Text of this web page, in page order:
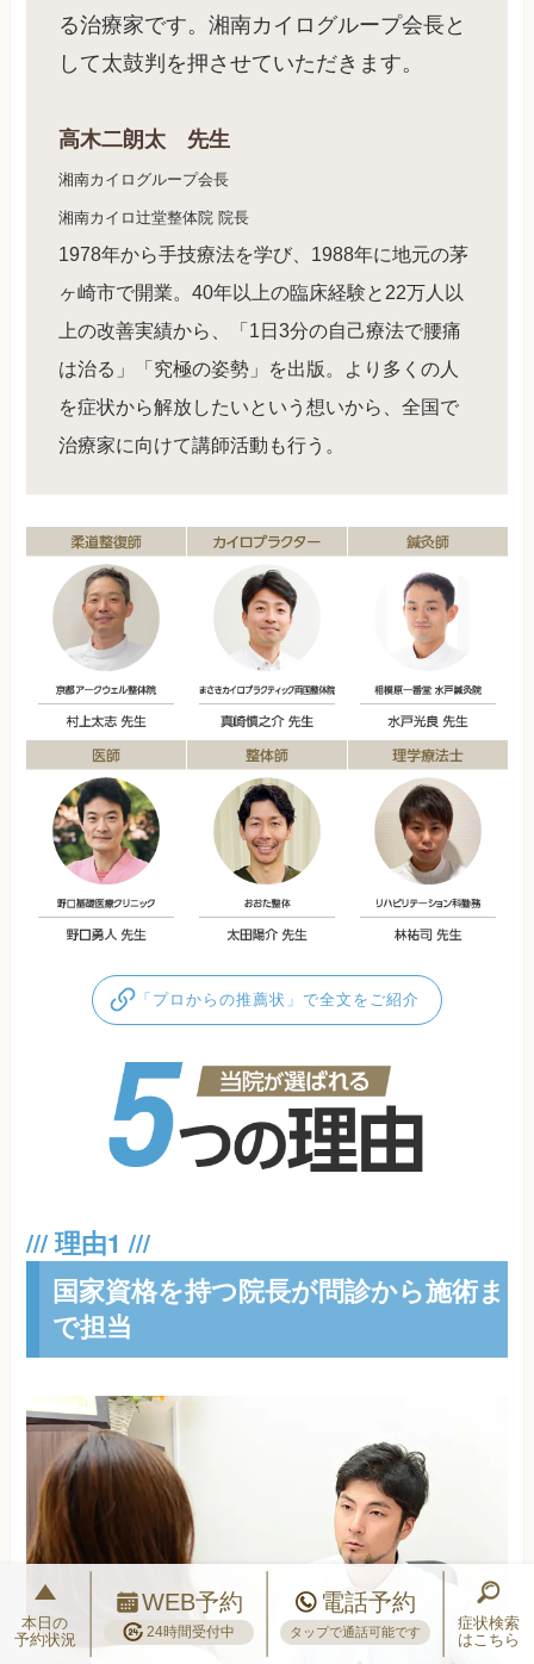
る治療家です。湘南カイログループ会長と
して太鼓判を押させていただきます。
高木二朗太 先生
湘南カイログループ会長
湘南カイロ辻堂整体院 院長
1978年から手技療法を学び、1988年に地元の茅
ヶ崎市で開業。40年以上の臨床経験と22万人以
上の改善実績から、「1日3分の自己療法で腰痛
は治る」「究極の姿勢」を出版。より多くの人
を症状から解放したいという想いから、全国で
治療家に向けて講師活動も行う。
「プロからの推薦状」で全文をご紹介
国家資格を持つ院長が問診から施術ま
で担当
本日の
予約状況
WEB予約
24時間受付中
電話予約
タップで通話可能です
症状検索
はこちら